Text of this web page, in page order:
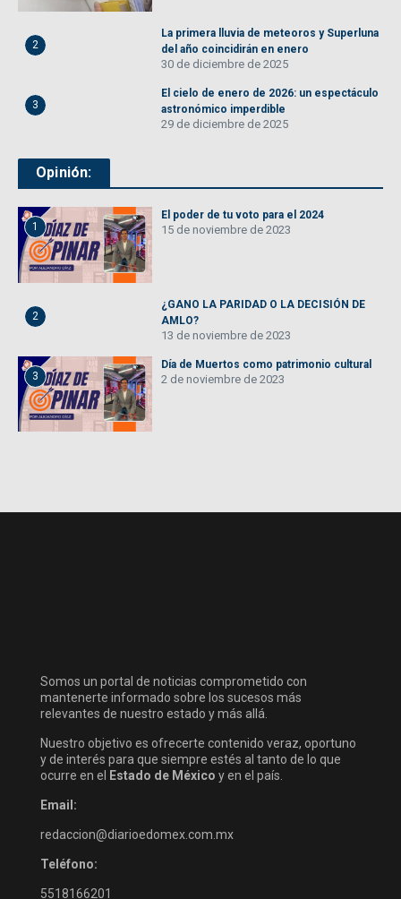
2
La primera lluvia de meteoros y Superluna
del año coincidirán en enero
30 de diciembre de 2025
3
El cielo de enero de 2026: un espectáculo
astronómico imperdible
29 de diciembre de 2025
Opinión:
1
El poder de tu voto para el 2024
15 de noviembre de 2023
2
¿GANO LA PARIDAD O LA DECISIÓN DE
AMLO?
13 de noviembre de 2023
3
Día de Muertos como patrimonio cultural
2 de noviembre de 2023
Somos un portal de noticias comprometido con
mantenerte informado sobre los sucesos más
relevantes de nuestro estado y más allá.
Nuestro objetivo es ofrecerte contenido veraz, oportuno
y de interés para que siempre estés al tanto de lo que
ocurre en el Estado de México y en el país.
Email:
redaccion@diarioedomex.com.mx
Teléfono:
5518166201